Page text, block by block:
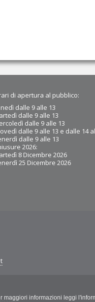
informazioni leggi
di apertura al pubblico:
dalle 9 alle 13
dalle 9 alle 13
dalle 9 alle 13
dalle 9 alle 13 e dalle 14
dalle 9 alle 13
2026:
8 Dicembre 2026
25 Dicembre 2026